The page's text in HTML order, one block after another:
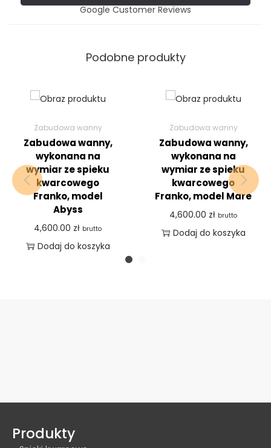
Google Customer Reviews
Podobne produkty
Zabudowa wanny
Zabudowa wanny,
wykonana na
wymiar ze spieku
kwarcowego
Franko, model
Abyss
4,600.00 zł brutto
Dodaj do koszyka
Zabudowa wanny
Zabudowa wanny,
wykonana na
wymiar ze spieku
kwarcowego
Franko, model Mare
4,600.00 zł brutto
Dodaj do koszyka
Produkty